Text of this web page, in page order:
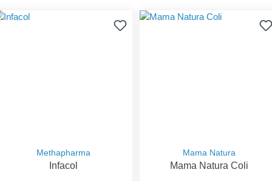
Methapharma
Infacol
Mama Natura
Mama Natura Coli